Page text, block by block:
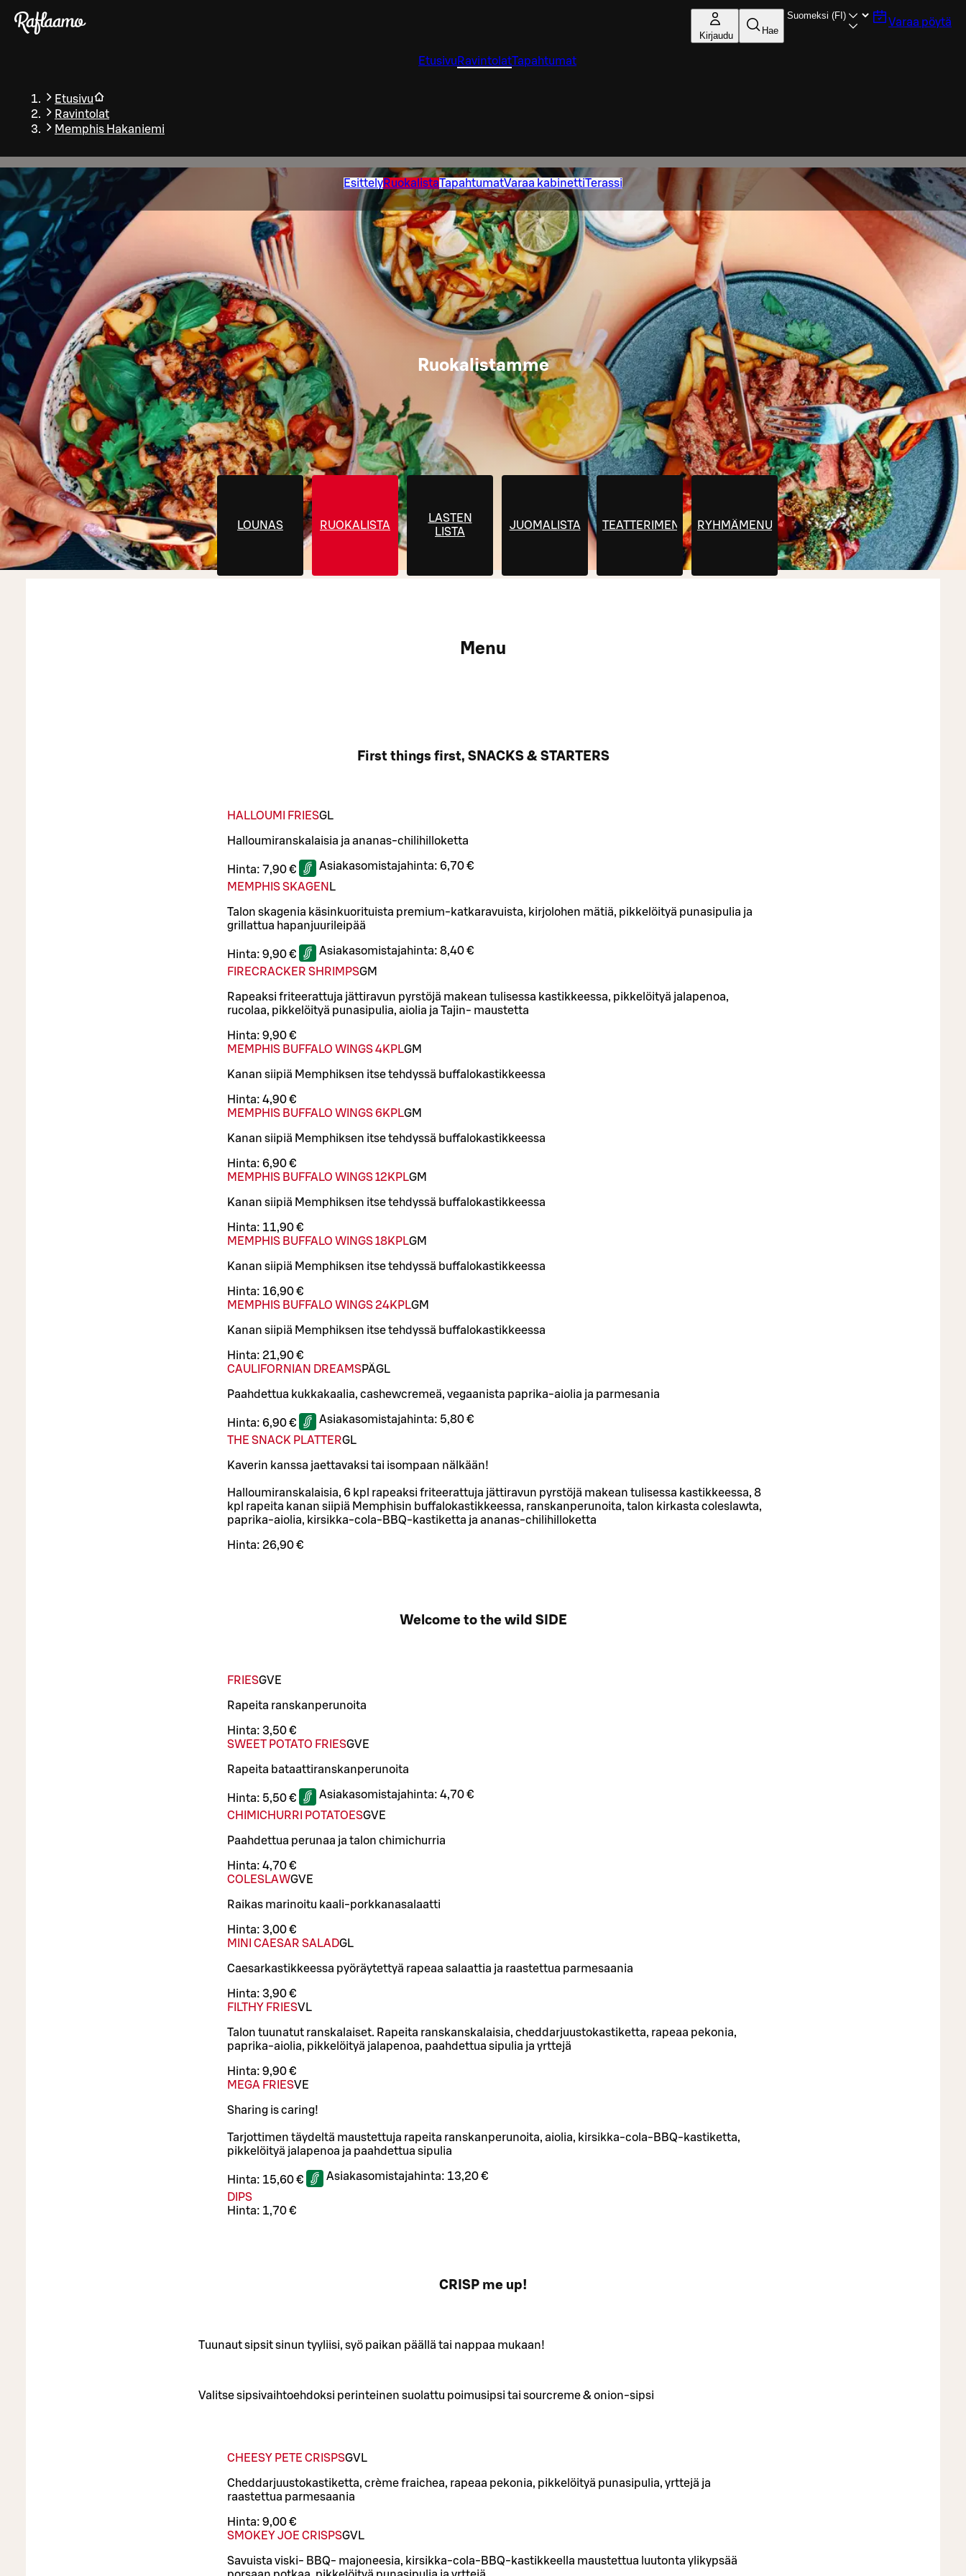
Siirry pääsisältöön
Kirjaudu Hae
Varaa pöytä
Etusivu RavintolatTapahtumat
Etusivu
Ravintolat
Memphis Hakaniemi
EsittelyRuokalistaTapahtumatVaraa kabinettiTerassi
Ruokalistamme
LOUNAS RUOKALISTA
LASTEN
LISTA
JUOMALISTA TEATTERIMENU RYHMÄMENU
Menu
First things first, SNACKS & STARTERS
HALLOUMI FRIESGL
Halloumiranskalaisia ja ananas-chilihilloketta
Hinta: 7,90 € Asiakasomistajahinta: 6,70 €
MEMPHIS SKAGEN L
Talon skagenia käsinkuorituista premium-katkaravuista, kirjolohen mätiä, pikkelöityä punasipulia ja
grillattua hapanjuurileipää
Hinta: 9,90 € Asiakasomistajahinta: 8,40 €
FIRECRACKER SHRIMPSGM
Rapeaksi friteerattuja jättiravun pyrstöjä makean tulisessa kastikkeessa, pikkelöityä jalapenoa,
rucolaa, pikkelöityä punasipulia, aiolia ja Tajin- maustetta
Hinta: 9,90 €
MEMPHIS BUFFALO WINGS 4KPLGM
Kanan siipiä Memphiksen itse tehdyssä buffalokastikkeessa
Hinta: 4,90 €
MEMPHIS BUFFALO WINGS 6KPLGM
Kanan siipiä Memphiksen itse tehdyssä buffalokastikkeessa
Hinta: 6,90 €
MEMPHIS BUFFALO WINGS 12KPLGM
Kanan siipiä Memphiksen itse tehdyssä buffalokastikkeessa
Hinta: 11,90 €
MEMPHIS BUFFALO WINGS 18KPLGM
Kanan siipiä Memphiksen itse tehdyssä buffalokastikkeessa
Hinta: 16,90 €
MEMPHIS BUFFALO WINGS 24KPLGM
Kanan siipiä Memphiksen itse tehdyssä buffalokastikkeessa
Hinta: 21,90 €
CAULIFORNIAN DREAMSPÄGL
Paahdettua kukkakaalia, cashewcremeä, vegaanista paprika-aiolia ja parmesania
Hinta: 6,90 € Asiakasomistajahinta: 5,80 €
THE SNACK PLATTERGL
Kaverin kanssa jaettavaksi tai isompaan nälkään!
Halloumiranskalaisia, 6 kpl rapeaksi friteerattuja jättiravun pyrstöjä makean tulisessa kastikkeessa, 8
kpl rapeita kanan siipiä Memphisin buffalokastikkeessa, ranskanperunoita, talon kirkasta coleslawta,
paprika-aiolia, kirsikka-cola-BBQ-kastiketta ja ananas-chilihilloketta
Hinta: 26,90 €
Welcome to the wild SIDE
FRIESGVE
Rapeita ranskanperunoita
Hinta: 3,50 €
SWEET POTATO FRIESGVE
Rapeita bataattiranskanperunoita
Hinta: 5,50 € Asiakasomistajahinta: 4,70 €
CHIMICHURRI POTATOESGVE
Paahdettua perunaa ja talon chimichurria
Hinta: 4,70 €
COLESLAWGVE
Raikas marinoitu kaali-porkkanasalaatti
Hinta: 3,00 €
MINI CAESAR SALADGL
Caesarkastikkeessa pyöräytettyä rapeaa salaattia ja raastettua parmesaania
Hinta: 3,90 €
FILTHY FRIESVL
Talon tuunatut ranskalaiset. Rapeita ranskanskalaisia, cheddarjuustokastiketta, rapeaa pekonia,
paprika-aiolia, pikkelöityä jalapenoa, paahdettua sipulia ja yrttejä
Hinta: 9,90 €
MEGA FRIESVE
Sharing is caring!
Tarjottimen täydeltä maustettuja rapeita ranskanperunoita, aiolia, kirsikka-cola-BBQ-kastiketta,
pikkelöityä jalapenoa ja paahdettua sipulia
Hinta: 15,60 € Asiakasomistajahinta: 13,20 €
DIPS
Hinta: 1,70 €
CRISP me up!
Tuunaut sipsit sinun tyyliisi, syö paikan päällä tai nappaa mukaan!
Valitse sipsivaihtoehdoksi perinteinen suolattu poimusipsi tai sourcreme & onion-sipsi
CHEESY PETE CRISPSGVL
Cheddarjuustokastiketta, crème fraichea, rapeaa pekonia, pikkelöityä punasipulia, yrttejä ja
raastettua parmesaania
Hinta: 9,00 €
SMOKEY JOE CRISPSGVL
Savuista viski- BBQ- majoneesia, kirsikka-cola-BBQ-kastikkeella maustettua luutonta ylikypsää